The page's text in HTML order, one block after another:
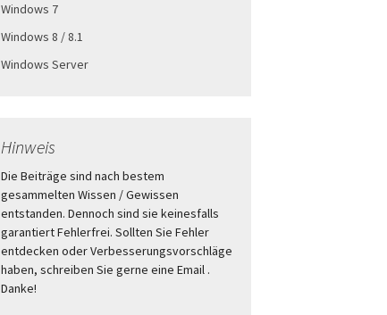
Windows 7
Windows 8 / 8.1
Windows Server
Hinweis
Die Beiträge sind nach bestem
gesammelten Wissen / Gewissen
entstanden. Dennoch sind sie keinesfalls
garantiert Fehlerfrei. Sollten Sie Fehler
entdecken oder Verbesserungsvorschläge
haben, schreiben Sie gerne eine Email .
Danke!